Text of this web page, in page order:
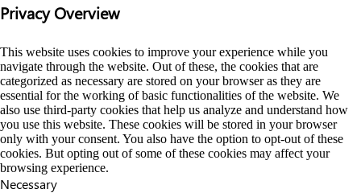
Privacy Overview
This website uses cookies to improve your experience while you
navigate through the website. Out of these, the cookies that are
categorized as necessary are stored on your browser as they are
essential for the working of basic functionalities of the website. We
also use third-party cookies that help us analyze and understand how
you use this website. These cookies will be stored in your browser
only with your consent. You also have the option to opt-out of these
cookies. But opting out of some of these cookies may affect your
browsing experience.
Necessary